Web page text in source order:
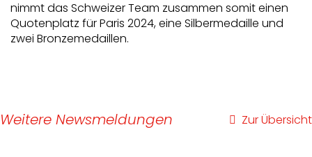
nimmt das Schweizer Team zusammen somit einen
Quotenplatz für Paris 2024, eine Silbermedaille und
zwei Bronzemedaillen.
Zur Übersicht
Weitere Newsmeldungen